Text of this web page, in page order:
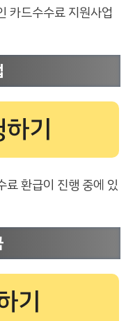
카드수수료 지원사업
기
료 환급이 진행 중에 있
기